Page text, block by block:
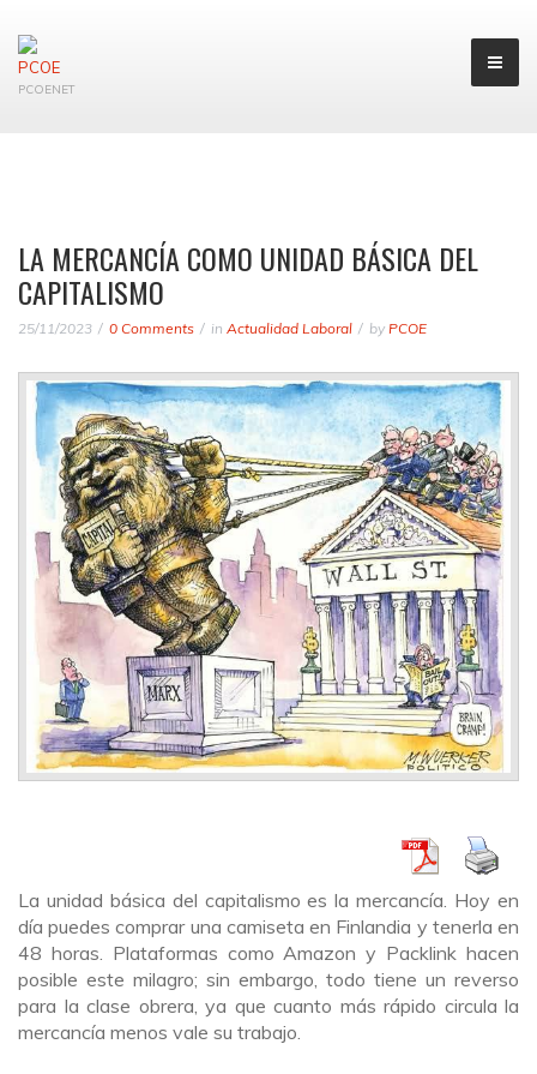
PCOENET
LA MERCANCÍA COMO UNIDAD BÁSICA DEL
CAPITALISMO
25/11/2023 0 Comments in Actualidad Laboral by PCOE
La unidad básica del capitalismo es la mercancía. Hoy en
día puedes comprar una camiseta en Finlandia y tenerla en
48 horas. Plataformas como Amazon y Packlink hacen
posible este milagro; sin embargo, todo tiene un reverso
para la clase obrera, ya que cuanto más rápido circula la
mercancía menos vale su trabajo.